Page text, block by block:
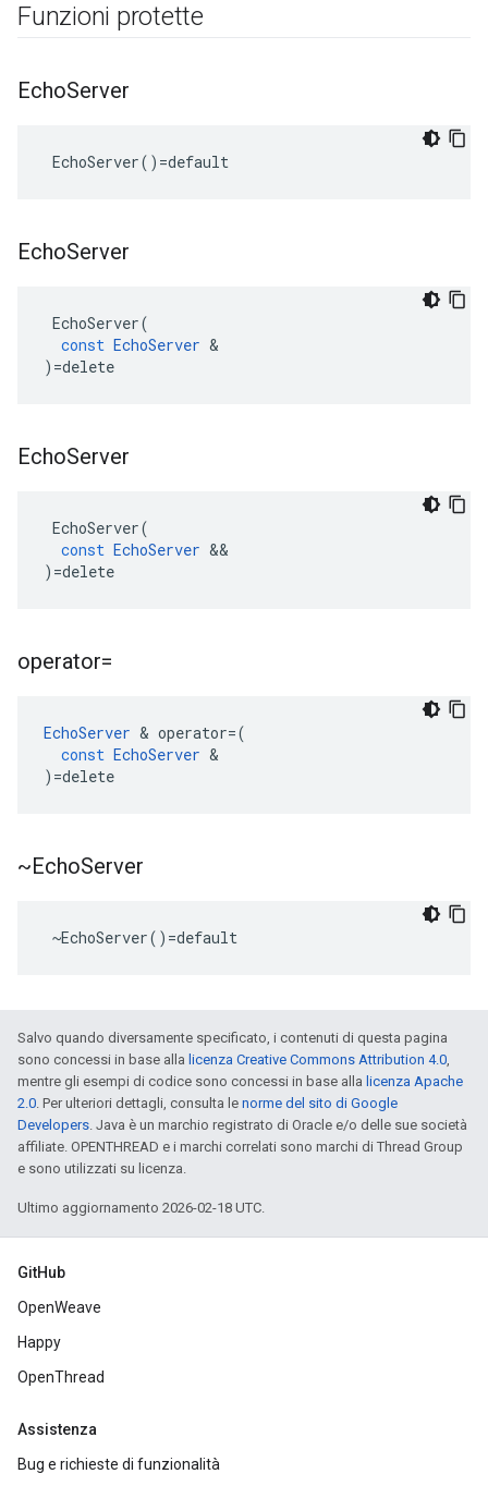
Funzioni protette
EchoServer
EchoServer()=default
EchoServer
EchoServer(
const EchoServer &
) =delete
EchoServer
EchoServer(
const EchoServer &&
) =delete
operator=
EchoServer & operator=(
const EchoServer &
) =delete
~EchoServer
~EchoServer()=default
Salvo quando diversamente specificato, i contenuti di questa pagina
sono concessi in base alla licenza Creative Commons Attribution 4.0,
mentre gli esempi di codice sono concessi in base alla licenza Apache
2.0. Per ulteriori dettagli, consulta le norme del sito di Google
Developers. Java è un marchio registrato di Oracle e/o delle sue società
affiliate. OPENTHREAD e i marchi correlati sono marchi di Thread Group
e sono utilizzati su licenza.
Ultimo aggiornamento 2026-02-18 UTC.
GitHub
OpenWeave
Happy
OpenThread
Assistenza
Bug e richieste di funzionalità